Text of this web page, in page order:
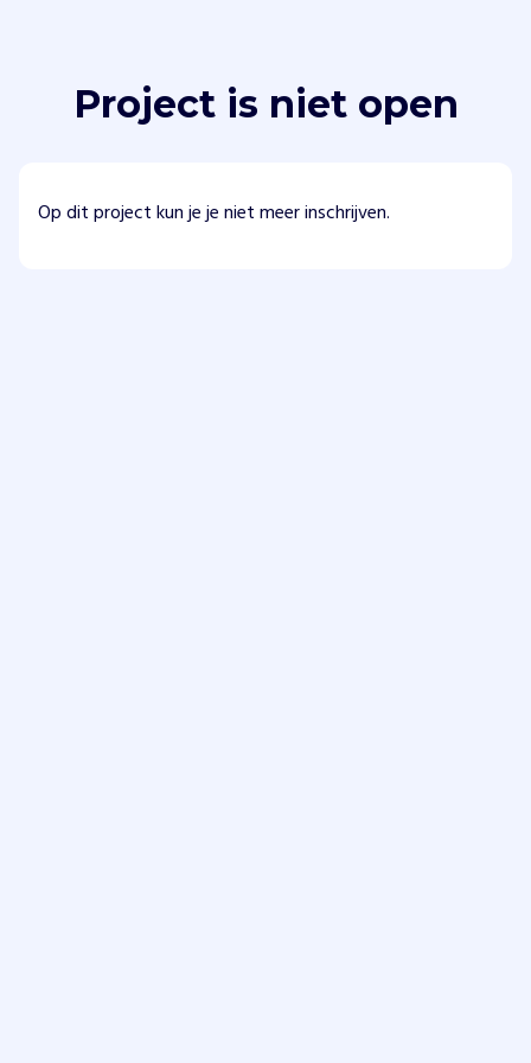
Project is niet open
Op dit project kun je je niet meer inschrijven.